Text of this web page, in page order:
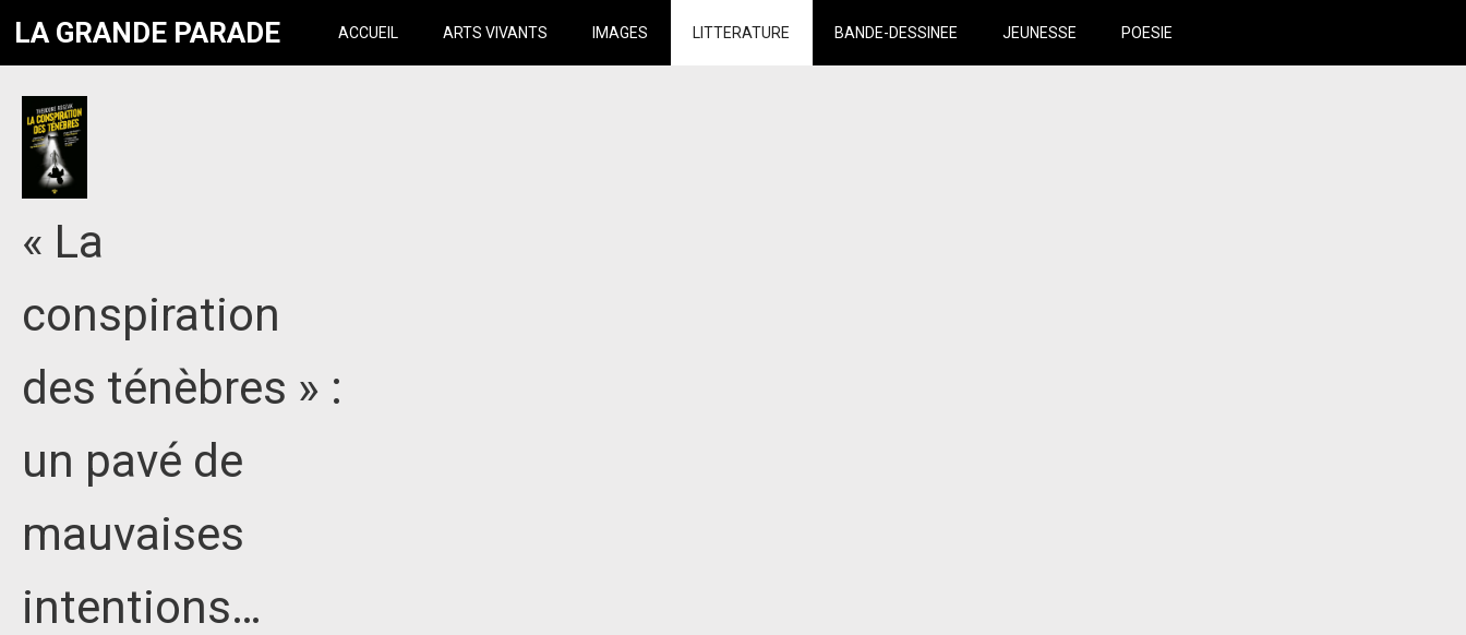
LA GRANDE PARADE ACCUEIL ARTS VIVANTS IMAGES LITTERATURE BANDE-DESSINEE JEUNESSE POESIE
« La
conspiration
des ténèbres » :
un pavé de
mauvaises
intentions…